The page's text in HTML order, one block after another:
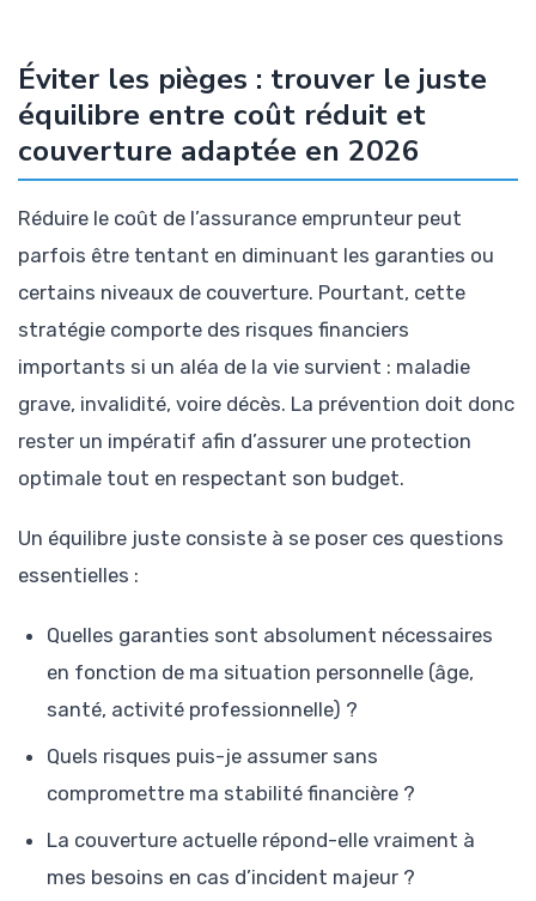
Éviter les pièges : trouver le juste
équilibre entre coût réduit et
couverture adaptée en 2026
Réduire le coût de l’assurance emprunteur peut
parfois être tentant en diminuant les garanties ou
certains niveaux de couverture. Pourtant, cette
stratégie comporte des risques financiers
importants si un aléa de la vie survient : maladie
grave, invalidité, voire décès. La prévention doit donc
rester un impératif afin d’assurer une protection
optimale tout en respectant son budget.
Un équilibre juste consiste à se poser ces questions
essentielles :
Quelles garanties sont absolument nécessaires
en fonction de ma situation personnelle (âge,
santé, activité professionnelle) ?
Quels risques puis-je assumer sans
compromettre ma stabilité financière ?
La couverture actuelle répond-elle vraiment à
mes besoins en cas d’incident majeur ?